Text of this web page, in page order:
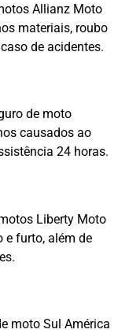
Allianz Moto
materiais, roubo
de acidentes.
de moto
causados ao
24 horas.
Liberty Moto
e furto, além de
moto Sul América